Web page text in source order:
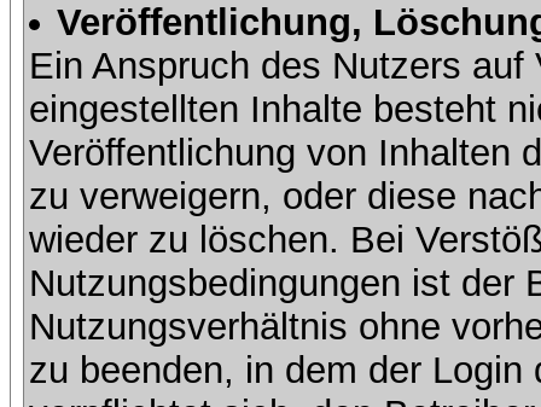
Veröffentlichung,
Ein Anspruch des Nutzers
eingestellten Inhalte besteht
Veröffentlichung von Inhalten
zu verweigern, oder diese
wieder zu löschen. Bei
Nutzungsbedingungen ist der
Nutzungsverhältnis ohne
zu beenden, in dem der